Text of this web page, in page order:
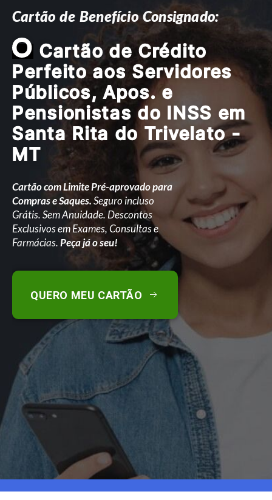
Cartão de Benefício Consignado:
O Cartão de Crédito
Perfeito aos Servidores
Públicos, Apos. e
Pensionistas do INSS em
Santa Rita do Trivelato -
MT
Cartão com Limite Pré-aprovado para
Compras e Saques.Seguro incluso
Grátis. Sem Anuidade. Descontos
Exclusivos em Exames, Consultas e
Farmácias.Peça já o seu!
QUERO MEU CARTÃO